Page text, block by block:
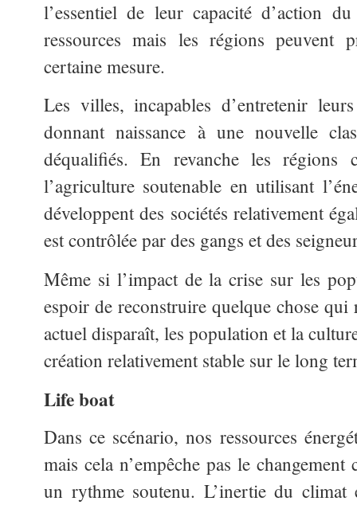
l’essentiel de leur capacité d’action
ressources mais les régions peuvent
certaine mesure.
Les villes, incapables d’entretenir
donnant naissance à une nouvelle
déqualifiés. En revanche les régions
l’agriculture soutenable en utilisant
développent des sociétés relativement
est contrôlée par des gangs et des
Même si l’impact de la crise sur les
espoir de reconstruire quelque chose qui
actuel disparaît, les population et la
création relativement stable sur le long
Life boat
Dans ce scénario, nos ressources
mais cela n’empêche pas le
un rythme soutenu. L’inertie du climat